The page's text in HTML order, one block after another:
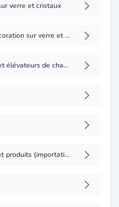
verre et cristaux
Gravure, peinture et décoration sur verre et glace
Grues, monte-charges et élévateurs de chantiers
Hydraulique : matériel et produits (importation)